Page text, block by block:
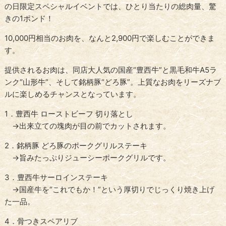
の日限定スペシャルイベントでは、ひとり当たりの総肉量、驚
きの1ポンド！
10,000円相当のお肉を、なんと2,900円で楽しむことができま
す。
提供されるお肉は、同店大人気の国産“豊西牛”と黒毛和牛A5ラ
ンク“山形牛”、そして銘柄豚“どろ豚”。上質なお肉をリーズナブ
ルに楽しめるチャンスとなっています。
1．豊西牛 ローストビーフ 切り落とし
→出来立ての塊肉が目の前でカットされます。
2．銘柄豚 どろ豚のポークグリルステーキ
→旨みたっぷりジューシーポークグリルです。
3．豊西牛サーロインステーキ
→国産牛を“これでもか！”という厚切りでじっくり焼き上げ
た一品。
4．骨つきスペアリブ